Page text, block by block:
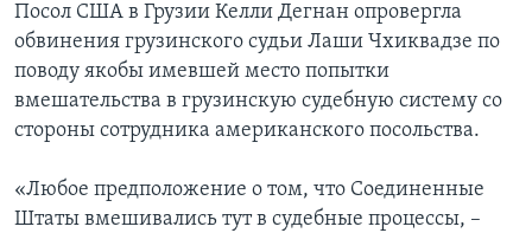
Посол США в Грузии Келли Дегнан опровергла
обвинения грузинского судьи Лаши Чхиквадзе по
поводу якобы имевшей место попытки
вмешательства в грузинскую судебную систему со
стороны сотрудника американского посольства.
«Любое предположение о том, что Соединенные
Штаты вмешивались тут в судебные процессы, –